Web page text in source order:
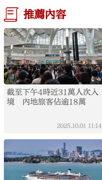
推薦內容
截至下午4時近31萬人次入
境 內地旅客佔逾18萬
2025.10.01 11:14